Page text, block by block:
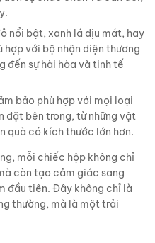
nổi bật, xanh lá dịu mát, hay
với bộ nhận diện thương
đến sự hài hòa và tinh tế
bảo phù hợp với mọi loại
đặt bên trong, từ những vật
quà có kích thước lớn hơn.
mỗi chiếc hộp không chỉ
còn tạo cảm giác sang
đầu tiên. Đây không chỉ là
thường, mà là một trải